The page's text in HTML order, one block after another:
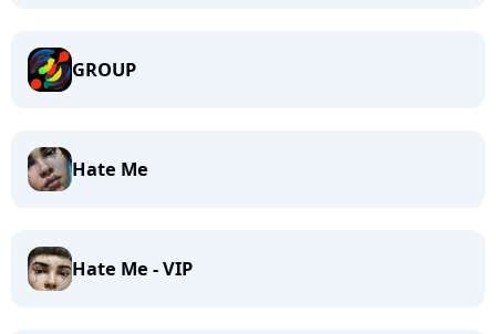
GROUP
Hate Me
Hate Me - VIP